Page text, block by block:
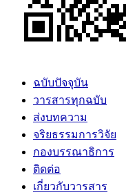
ฉบับปัจจุบัน
วารสารทุกฉบับ
ส่งบทความ
จริยธรรมการวิจัย
กองบรรณาธิการ
ติดต่อ
เกี่ยวกับวารสาร